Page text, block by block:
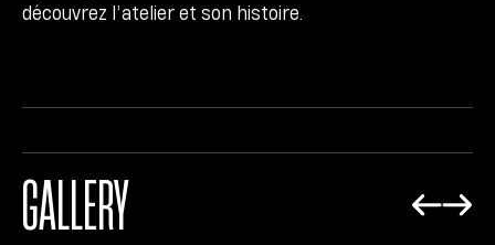
découvrez l’atelier et son histoire.
GALLERY